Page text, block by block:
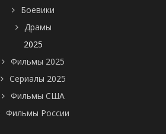
Боевики
Драмы
2025
Фильмы 2025
Сериалы 2025
Фильмы США
Фильмы России